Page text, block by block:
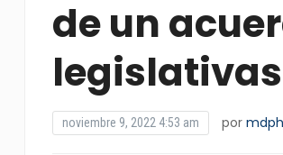
de un
noviembre 9, 2022 4:53 am por